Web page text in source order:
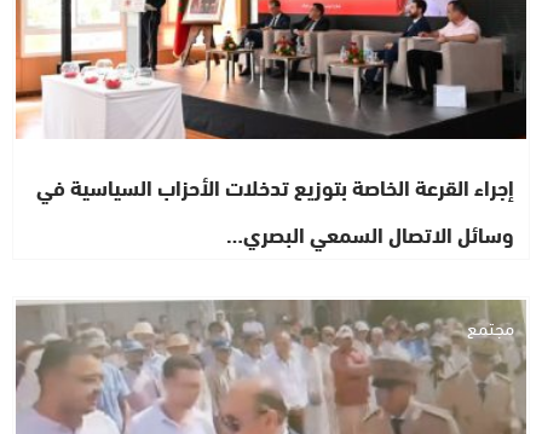
إجراء القرعة الخاصة بتوزيع تدخلات الأحزاب السياسية في
وسائل الاتصال السمعي البصري…
مجتمع